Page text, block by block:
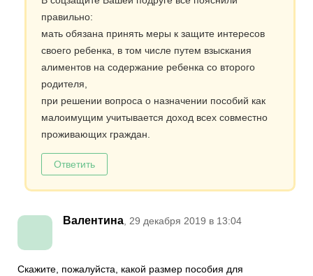
правильно:
мать обязана принять меры к защите интересов
своего ребенка, в том числе путем взыскания
алиментов на содержание ребенка со второго
родителя,
при решении вопроса о назначении пособий как
малоимущим учитывается доход всех совместно
проживающих граждан.
Ответить
Валентина, 29 декабря 2019 в 13:04
Скажите, пожалуйста, какой размер пособия для